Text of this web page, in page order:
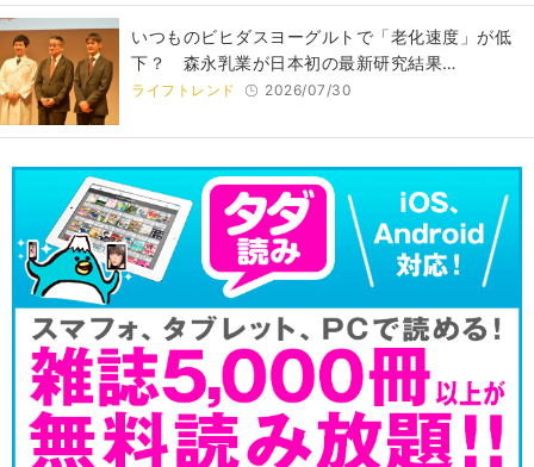
いつものビヒダスヨーグルトで「老化速度」が低
下？ 森永乳業が日本初の最新研究結果…
ライフトレンド 2026/07/30